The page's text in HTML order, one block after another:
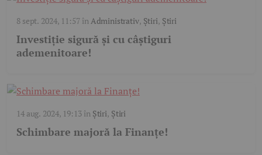
8 sept. 2024, 11:57în Administrativ, Știri, Știri
Investiție sigură și cu câștiguri
ademenitoare!
14 aug. 2024, 19:13în Știri, Știri
Schimbare majoră la Finanțe!